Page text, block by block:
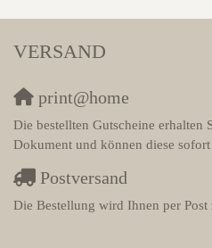
VERSAND
print@home
Die bestellten Gutscheine erhalten
Dokument und können diese
Postversand
Die Bestellung wird Ihnen per Post